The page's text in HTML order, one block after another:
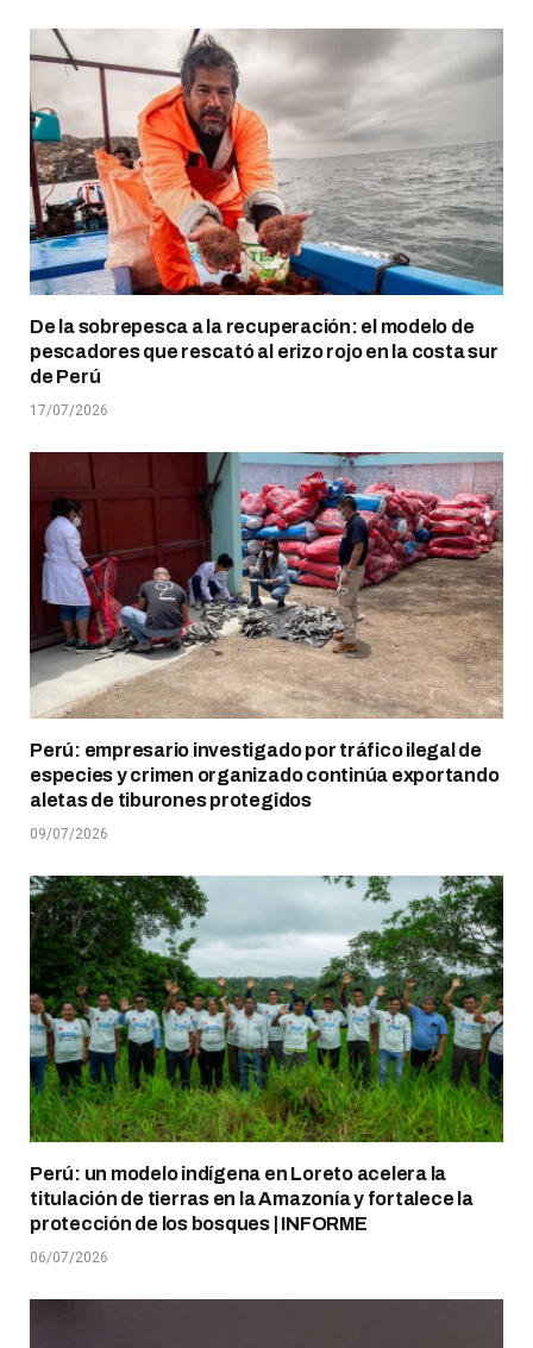
De la sobrepesca a la recuperación: el modelo de
pescadores que rescató al erizo rojo en la costa sur
de Perú
17/07/2026
Perú: empresario investigado por tráfico ilegal de
especies y crimen organizado continúa exportando
aletas de tiburones protegidos
09/07/2026
Perú: un modelo indígena en Loreto acelera la
titulación de tierras en la Amazonía y fortalece la
protección de los bosques | INFORME
06/07/2026